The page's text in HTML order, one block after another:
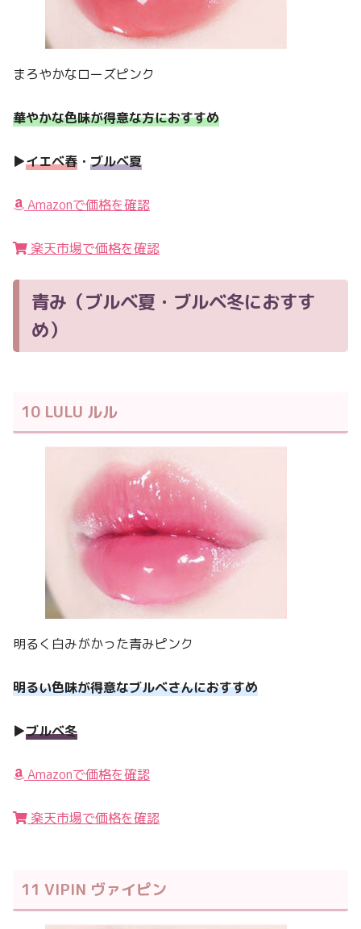
まろやかなローズピンク
華やかな色味が得意な方におすすめ
▶︎イエベ春 ・ ブルベ夏
Amazonで価格を確認
楽天市場で価格を確認
青み（ブルベ夏・ブルベ冬におすす
め）
10 LULU ルル
明るく白みがかった青みピンク
明るい色味が得意なブルベさんにおすすめ
▶︎ブルベ冬
Amazonで価格を確認
楽天市場で価格を確認
11 VIPIN ヴァイピン